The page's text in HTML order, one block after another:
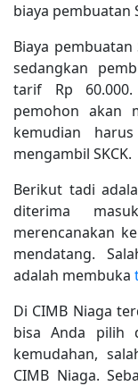
biaya pembuatan
Biaya pembuatan
sedangkan
tarif Rp 60.000.
pemohon akan
kemudian
mengambil SKCK.
Berikut tadi
diterima
merencanakan
mendatang.
adalah membuka
Di CIMB Niaga
bisa Anda pilih
kemudahan,
CIMB Niaga.